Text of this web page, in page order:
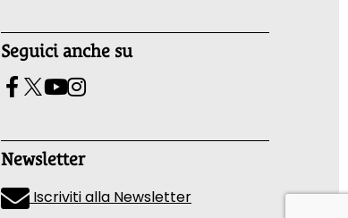
Seguici anche su
Newsletter
Iscriviti alla Newsletter